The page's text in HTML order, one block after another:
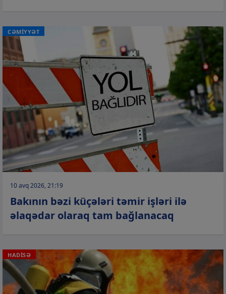
CƏMİYYƏT
10 avq 2026, 21:19
Bakının bəzi küçələri təmir işləri ilə
əlaqədar olaraq tam bağlanacaq
HADİSƏ